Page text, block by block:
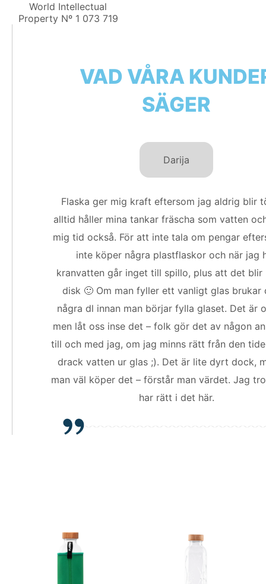
World Intellectual
Property Nº 1 073 719
VAD VÅRA
SÄGER
Darija
Flaska ger mig kraft eftersom jag aldrig blir
alltid håller mina tankar fräscha som vatten
mig tid också. För att inte tala om pengar
inte köper några plastflaskor och när jag
kranvatten går inget till spillo, plus att det blir
disk 🙂 Om man fyller ett vanligt glas brukar
några dl innan man börjar fylla glaset. Det är
men låt oss inse det – folk gör det av någon
till och med jag, om jag minns rätt från den
drack vatten ur glas ;). Det är lite dyrt dock,
man väl köper det – förstår man värdet. Jag
har rätt i det här.